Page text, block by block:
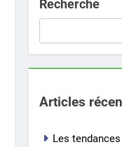
Recherche
Articles
Les